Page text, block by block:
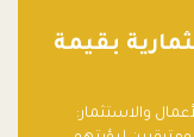
بقيمة
والاستثمار: